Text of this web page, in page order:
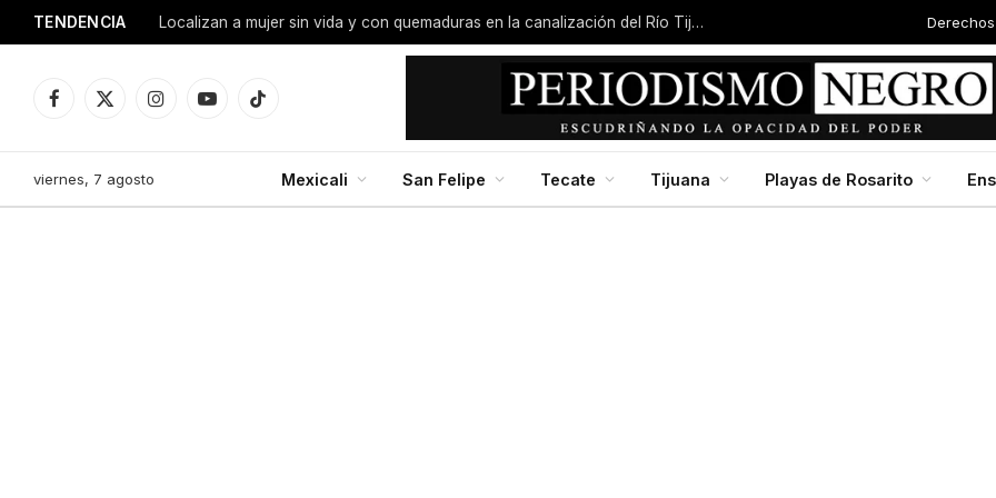
TENDENCIA Arranca una nueva etapa para 4298 estudiantes en la UABC campus Mexicali
Facebook
X
InstagramYouTubeTikTok
viernes, 7 agosto Mexicali San Felipe Tecate Tijuana Playas de Rosarito